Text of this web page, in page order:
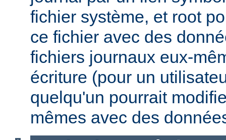
fichier système, et root
ce fichier avec des
fichiers journaux eux-
écriture (pour un
quelqu'un pourrait
mêmes avec des